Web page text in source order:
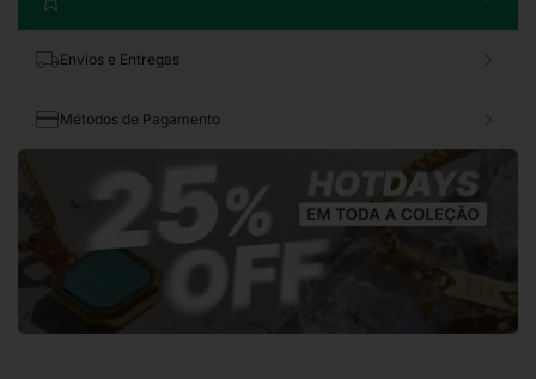
Envios e Entregas
Métodos de Pagamento